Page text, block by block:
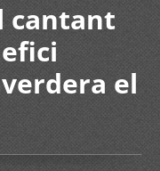
cantant
el